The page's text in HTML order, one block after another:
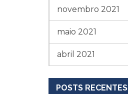
novembro 2021
maio 2021
abril 2021
POSTS RECENTES